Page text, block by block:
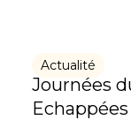
Actualité
Journées